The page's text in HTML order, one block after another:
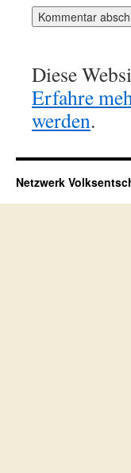
Diese
Erfahre
werden.
Netzwerk